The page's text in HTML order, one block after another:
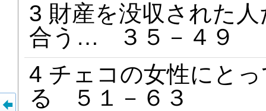
3 財産を没収された
合う… ３５－４９
4 チェコの女性にと
る ５１－６３